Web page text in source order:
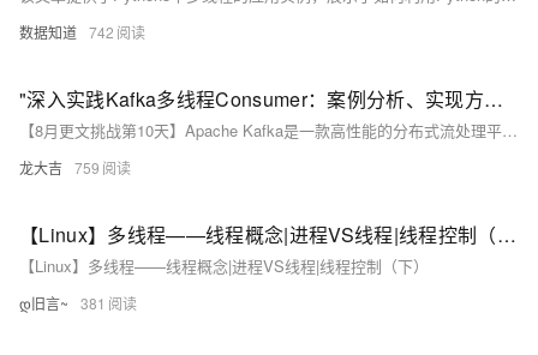
数据知道 742
"深入实践Kafka多线程Consumer：案例分析、实现方式、优缺点及高效数据处理策略"
【8月更文挑战第10天】Apache Kafka是一款高性能的分布式流处理平台，以高吞吐量和可扩展性著称。为提升数据处理效率，常采用多线程消费Kafka数据。本文通过电商订单系统的案例，探讨了多线程Consumer的实现方法及其利弊，并提供示例代码。案例展示了如何通过并行处理加快订单数据的处理速度，确保数据正确性和顺序性的同时最大化资源利用。多线程Consumer有两种主要模式：每线程一个实例和单实例多worker线程。前者简单易行但资源消耗较大；后者虽能解耦消息获取与处理，却增加了系统复杂度。通过合理设计，多线程Consumer能够有效支持高并发数据处理需求。
龙大吉 759
【Linux】多线程——线程概念|进程VS线程|线程控制（下）
【Linux】多线程——线程概念|进程VS线程|线程控制（下）
დ旧言~ 381